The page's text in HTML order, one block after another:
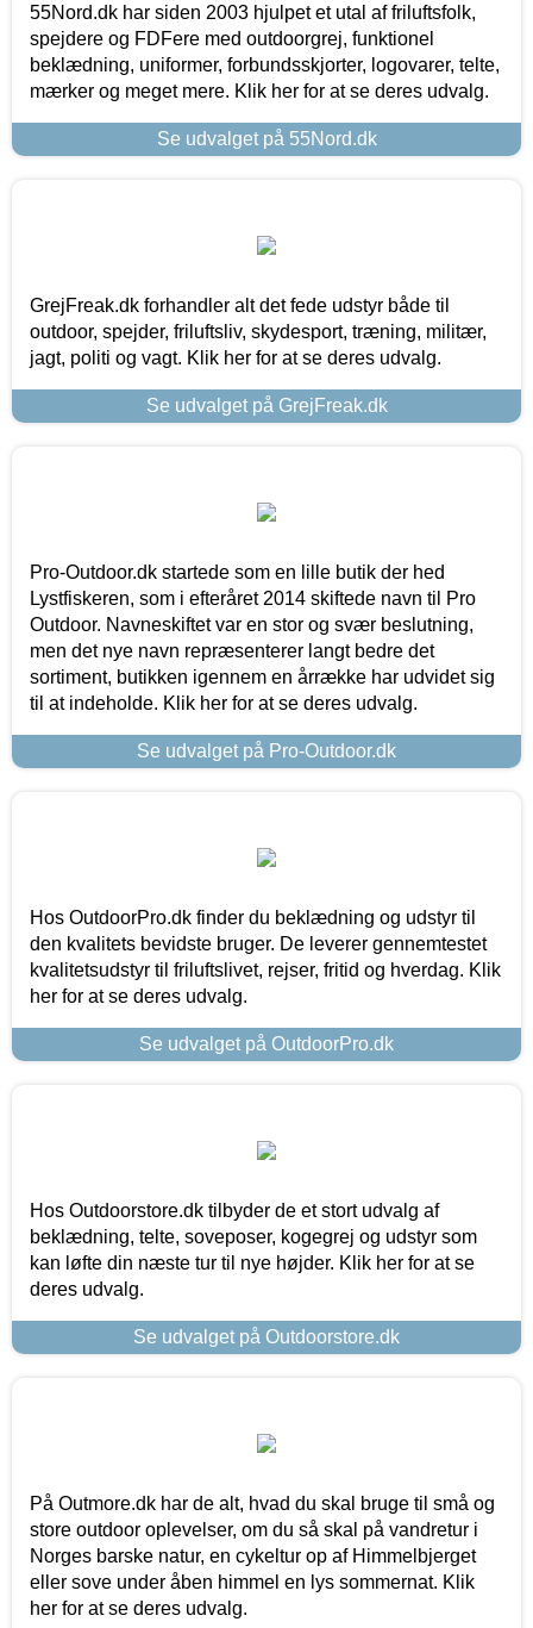
55Nord.dk har siden 2003 hjulpet et utal af friluftsfolk,
spejdere og FDFere med outdoorgrej, funktionel
beklædning, uniformer, forbundsskjorter, logovarer, telte,
mærker og meget mere. Klik her for at se deres udvalg.
Se udvalget på 55Nord.dk
GrejFreak.dk forhandler alt det fede udstyr både til
outdoor, spejder, friluftsliv, skydesport, træning, militær,
jagt, politi og vagt. Klik her for at se deres udvalg.
Se udvalget på GrejFreak.dk
Pro-Outdoor.dk startede som en lille butik der hed
Lystfiskeren, som i efteråret 2014 skiftede navn til Pro
Outdoor. Navneskiftet var en stor og svær beslutning,
men det nye navn repræsenterer langt bedre det
sortiment, butikken igennem en årrække har udvidet sig
til at indeholde. Klik her for at se deres udvalg.
Se udvalget på Pro-Outdoor.dk
Hos OutdoorPro.dk finder du beklædning og udstyr til
den kvalitets bevidste bruger. De leverer gennemtestet
kvalitetsudstyr til friluftslivet, rejser, fritid og hverdag. Klik
her for at se deres udvalg.
Se udvalget på OutdoorPro.dk
Hos Outdoorstore.dk tilbyder de et stort udvalg af
beklædning, telte, soveposer, kogegrej og udstyr som
kan løfte din næste tur til nye højder. Klik her for at se
deres udvalg.
Se udvalget på Outdoorstore.dk
På Outmore.dk har de alt, hvad du skal bruge til små og
store outdoor oplevelser, om du så skal på vandretur i
Norges barske natur, en cykeltur op af Himmelbjerget
eller sove under åben himmel en lys sommernat. Klik
her for at se deres udvalg.